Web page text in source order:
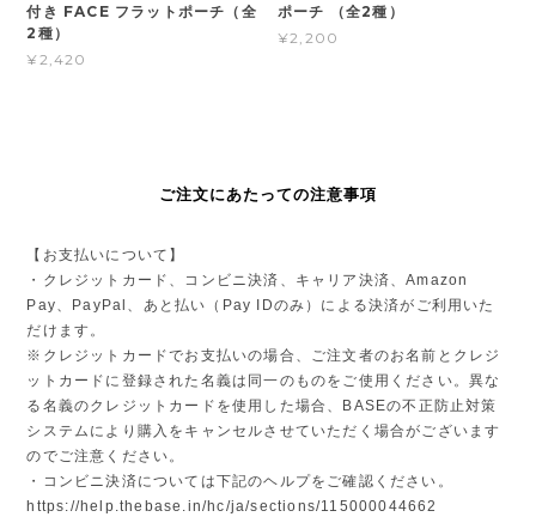
付き FACE フラットポーチ（全
2種）
¥2,420
ポーチ （全2種）
¥2,200
ご注文にあたっての注意事項
【お支払いについて】
・クレジットカード、コンビニ決済、キャリア決済、Amazon
Pay、PayPal、あと払い（Pay IDのみ）による決済がご利用いた
だけます。
※クレジットカードでお支払いの場合、ご注文者のお名前とクレジ
ットカードに登録された名義は同一のものをご使用ください。異な
る名義のクレジットカードを使用した場合、BASEの不正防止対策
システムにより購入をキャンセルさせていただく場合がございます
のでご注意ください。
・コンビニ決済については下記のヘルプをご確認ください。
https://help.thebase.in/hc/ja/sections/115000044662